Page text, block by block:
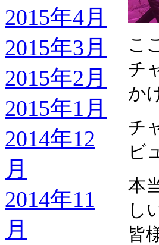
2015年4月
2015年3月
2015年2月
2015年1月
2014年12
月
2014年11
月
こ
チ
か
チ
ビ
本
し
皆